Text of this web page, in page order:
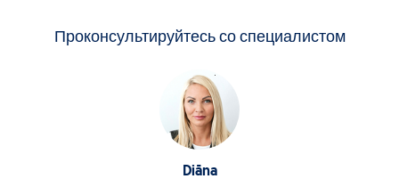
Проконсультируйтесь со специалистом
Diāna